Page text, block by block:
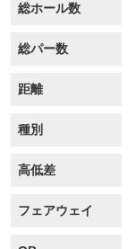
総ホール数
総パー数
距離
種別
高低差
フェアウェイ